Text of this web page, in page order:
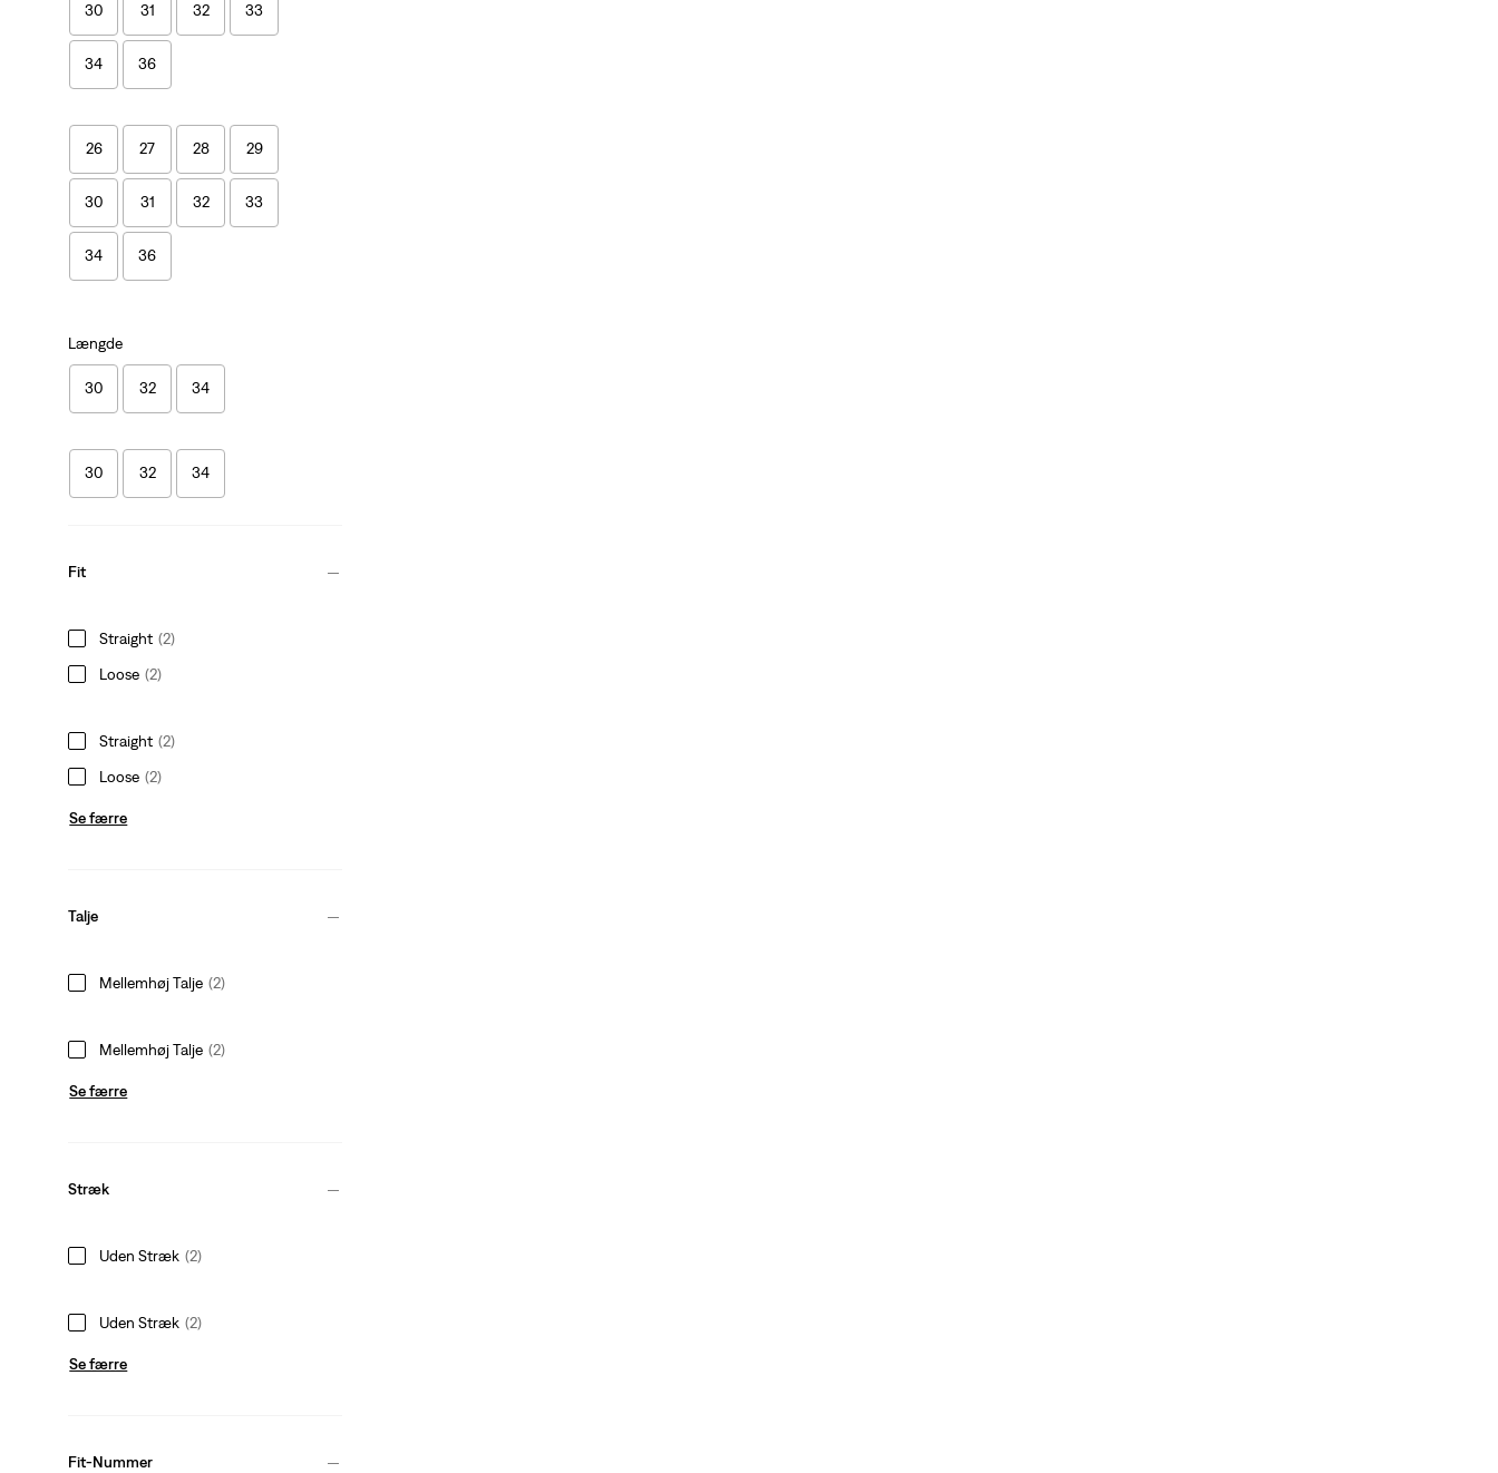
30 31 32 33
34 36
26 27 28 29
30 31 32 33
34 36
Længde
30 32 34
30 32 34
Fit
Straight (2)
Loose (2)
Straight (2)
Loose (2)
Se færre
Talje
Mellemhøj Talje (2)
Mellemhøj Talje (2)
Se færre
Stræk
Uden Stræk (2)
Uden Stræk (2)
Se færre
Fit-Nummer